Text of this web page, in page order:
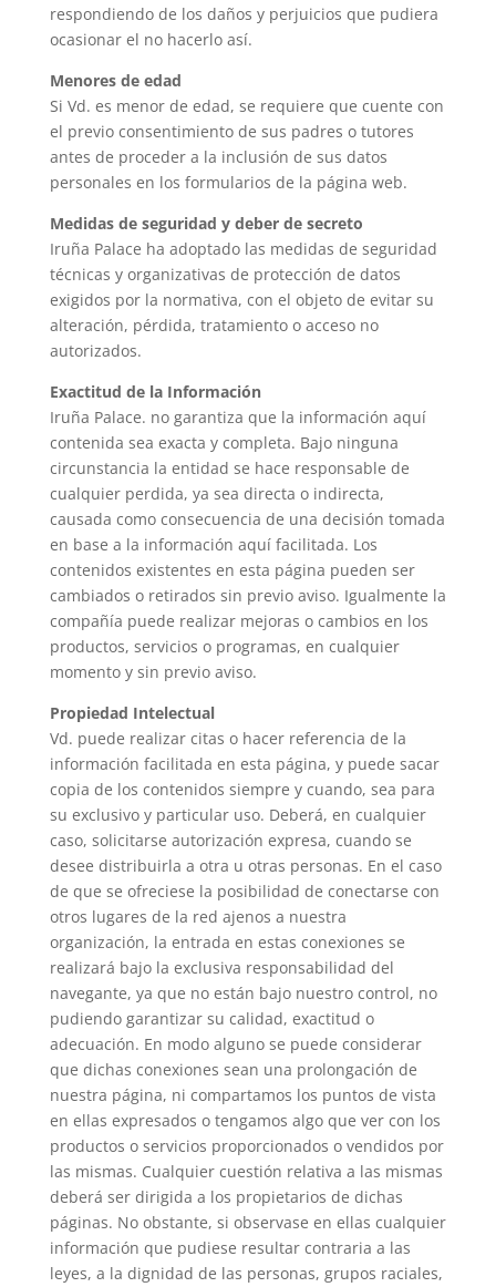
respondiendo de los daños y perjuicios que pudiera
ocasionar el no hacerlo así.
Menores de edad
Si Vd. es menor de edad, se requiere que cuente con
el previo consentimiento de sus padres o tutores
antes de proceder a la inclusión de sus datos
personales en los formularios de la página web.
Medidas de seguridad y deber de secreto
Iruña Palace ha adoptado las medidas de seguridad
técnicas y organizativas de protección de datos
exigidos por la normativa, con el objeto de evitar su
alteración, pérdida, tratamiento o acceso no
autorizados.
Exactitud de la Información
Iruña Palace. no garantiza que la información aquí
contenida sea exacta y completa. Bajo ninguna
circunstancia la entidad se hace responsable de
cualquier perdida, ya sea directa o indirecta,
causada como consecuencia de una decisión tomada
en base a la información aquí facilitada. Los
contenidos existentes en esta página pueden ser
cambiados o retirados sin previo aviso. Igualmente la
compañía puede realizar mejoras o cambios en los
productos, servicios o programas, en cualquier
momento y sin previo aviso.
Propiedad Intelectual
Vd. puede realizar citas o hacer referencia de la
información facilitada en esta página, y puede sacar
copia de los contenidos siempre y cuando, sea para
su exclusivo y particular uso. Deberá, en cualquier
caso, solicitarse autorización expresa, cuando se
desee distribuirla a otra u otras personas. En el caso
de que se ofreciese la posibilidad de conectarse con
otros lugares de la red ajenos a nuestra
organización, la entrada en estas conexiones se
realizará bajo la exclusiva responsabilidad del
navegante, ya que no están bajo nuestro control, no
pudiendo garantizar su calidad, exactitud o
adecuación. En modo alguno se puede considerar
que dichas conexiones sean una prolongación de
nuestra página, ni compartamos los puntos de vista
en ellas expresados o tengamos algo que ver con los
productos o servicios proporcionados o vendidos por
las mismas. Cualquier cuestión relativa a las mismas
deberá ser dirigida a los propietarios de dichas
páginas. No obstante, si observase en ellas cualquier
información que pudiese resultar contraria a las
leyes, a la dignidad de las personas, grupos raciales,